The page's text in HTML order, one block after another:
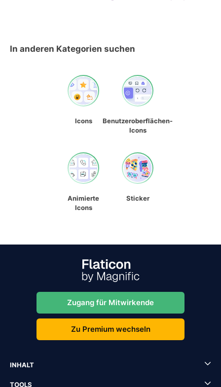
In anderen Kategorien suchen
Icons
Benutzeroberflächen-
Icons
Animierte
Icons
Sticker
Zugang für Mitwirkende
Zu Premium wechseln
INHALT
TOOLS